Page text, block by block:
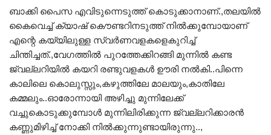
ബാക്കി പൈസ എവിടുന്നെടുത്ത് കൊടുക്കാനാണ്.,തലയിൽ
കൈവെച്ച് ക്യാഷ് കൌണ്ടറിനടുത്ത് നിൽക്കുമ്പോയാണ്
എന്റെ കയ്യിലുള്ള സ്വർണവളകളെകുറിച്ച്
ചിന്തിച്ചത്.,വേഗത്തിൽ പുറത്തേക്കിറങ്ങി മുന്നിൽ കണ്ട
ജ്വല്ലറിയിൽ കയറി രണ്ടുവളകൾ ഊരി നൽകി..പിന്നെ
കാലിലെ കൊലുസ്സും,കഴുത്തിലേ മാലയും,കാതിലേ
കമ്മലും..ഓരോന്നായി അഴിച്ചു മുന്നിലേക്ക്
വച്ചുകൊടുക്കുമ്പോൾ മുന്നിലിരിക്കുന്ന ജ്വല്ലറിക്കാരൻ
കണ്ണുമിഴിച്ച് നോക്കി നിൽക്കുന്നുണ്ടായിരുന്നു..,